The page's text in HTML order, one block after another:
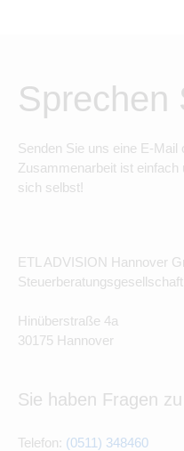
Sprechen
Senden Sie uns eine E-Mail
Zusammenarbeit ist
sich selbst!
ETL ADVISION Hannover
Steuerberatungsgesellschaft
Hinüberstraße 4a
30175 Hannover
Sie haben Fragen
Telefon: (0511) 348460